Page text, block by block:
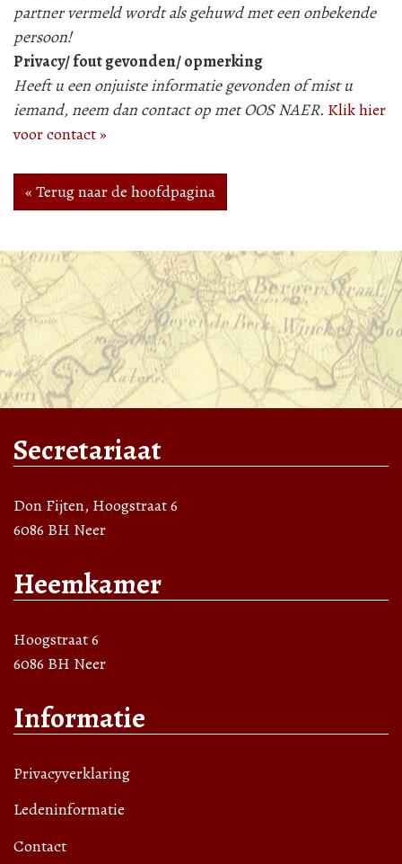
partner vermeld wordt als gehuwd met een onbekende
persoon!
Privacy/ fout gevonden/ opmerking
Heeft u een onjuiste informatie gevonden of mist u
iemand, neem dan contact op met OOS NAER. Klik hier
voor contact »
« Terug naar de hoofdpagina
Secretariaat
Don Fijten, Hoogstraat 6
6086 BH Neer
Heemkamer
Hoogstraat 6
6086 BH Neer
Informatie
Privacyverklaring
Ledeninformatie
Contact